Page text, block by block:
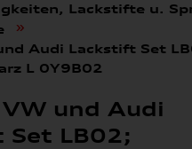
Lackstifte u.
»
Audi Lackstift Set
L 0Y9B02
und Audi
Set LB02;